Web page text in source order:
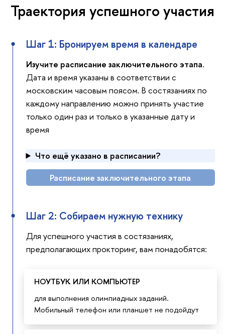
Траектория успешного участия
Шаг 1: Бронируем время в календаре
Изучите расписание заключительного этапа.
Дата и время указаны в соответствии с
московским часовым поясом. В состязаниях по
каждому направлению можно принять участие
только один раз и только в указанные дату и
время
Что ещё указано в расписании?
Расписание заключительного этапа
Шаг 2: Собираем нужную технику
Для успешного участия в состязаниях,
предполагающих прокторинг, вам понадобятся:
НОУТБУК ИЛИ КОМПЬЮТЕР
для выполнения олимпиадных заданий.
Мобильный телефон или планшет не подойдут